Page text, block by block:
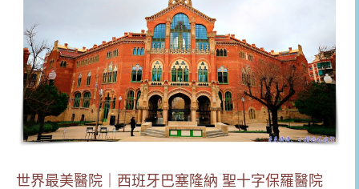
世界最美醫院｜西班牙巴塞隆納 聖十字保羅醫院